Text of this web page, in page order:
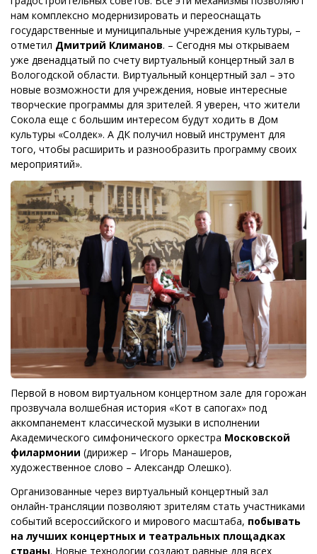
нам комплексно модернизировать и переоснащать
государственные и муниципальные учреждения культуры, –
отметил Дмитрий Климанов. – Сегодня мы открываем
уже двенадцатый по счету виртуальный концертный зал в
Вологодской области. Виртуальный концертный зал – это
новые возможности для учреждения, новые интересные
творческие программы для зрителей. Я уверен, что жители
Сокола еще с большим интересом будут ходить в Дом
культуры «Солдек». А ДК получил новый инструмент для
того, чтобы расширить и разнообразить программу своих
мероприятий».
Первой в новом виртуальном концертном зале для горожан
прозвучала волшебная история «Кот в сапогах» под
аккомпанемент классической музыки в исполнении
Академического симфонического оркестра Московской
филармонии (дирижер – Игорь Манашеров,
художественное слово – Александр Олешко).
Организованные через виртуальный концертный зал
онлайн-трансляции позволяют зрителям стать участниками
событий всероссийского и мирового масштаба, побывать
на лучших концертных и театральных площадках
страны. Новые технологии создают равные для всех